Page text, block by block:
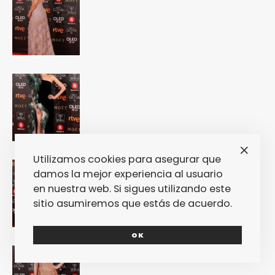
Utilizamos cookies para asegurar que
damos la mejor experiencia al usuario
en nuestra web. Si sigues utilizando este
sitio asumiremos que estás de acuerdo.
OK